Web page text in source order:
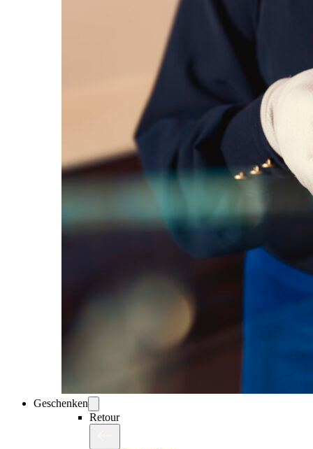
Geschenken
Retour